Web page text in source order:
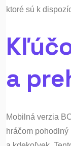
ktoré sú k
a
Mobilná verzia
hráčom